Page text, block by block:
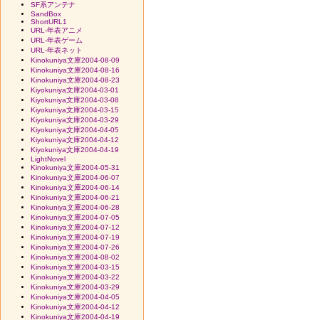
SF系アンテナ
SandBox
ShortURL1
URL-年表アニメ
URL-年表ゲーム
URL-年表ネット
Kinokuniya文庫2004-08-09
Kinokuniya文庫2004-08-16
Kinokuniya文庫2004-08-23
Kiyokuniya文庫2004-03-01
Kiyokuniya文庫2004-03-08
Kiyokuniya文庫2004-03-15
Kiyokuniya文庫2004-03-29
Kiyokuniya文庫2004-04-05
Kiyokuniya文庫2004-04-12
Kiyokuniya文庫2004-04-19
LightNovel
Kinokuniya文庫2004-05-31
Kinokuniya文庫2004-06-07
Kinokuniya文庫2004-06-14
Kinokuniya文庫2004-06-21
Kinokuniya文庫2004-06-28
Kinokuniya文庫2004-07-05
Kinokuniya文庫2004-07-12
Kinokuniya文庫2004-07-19
Kinokuniya文庫2004-07-26
Kinokuniya文庫2004-08-02
Kinokuniya文庫2004-03-15
Kinokuniya文庫2004-03-22
Kinokuniya文庫2004-03-29
Kinokuniya文庫2004-04-05
Kinokuniya文庫2004-04-12
Kinokuniya文庫2004-04-19